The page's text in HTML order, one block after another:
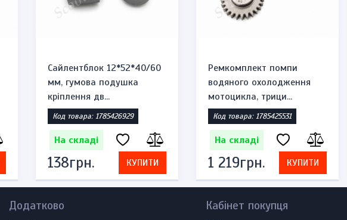
Сайлентблок 12*52*40/60
мм, гумова подушка
кріплення дв...
Код товара: 1785426929
На складі
138грн. КУПИТИ
Ремкомплект помпи
водяного охолодження
мотоцикла, трици...
Код товара: 1785425531
На складі
1 219грн. КУПИТИ
Додатково Кабінет покупця